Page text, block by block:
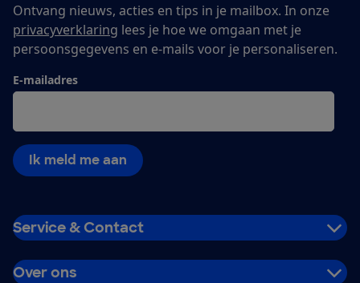
Ontvang nieuws, acties en tips in je mailbox. In onze
privacyverklaring lees je hoe we omgaan met je
persoonsgegevens en e-mails voor je personaliseren.
E-mailadres
Ik meld me aan
Service & Contact
Over ons